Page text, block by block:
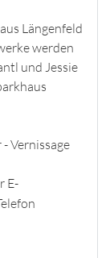
Längenfeld
werden
und Jessie
Vernissage
E-